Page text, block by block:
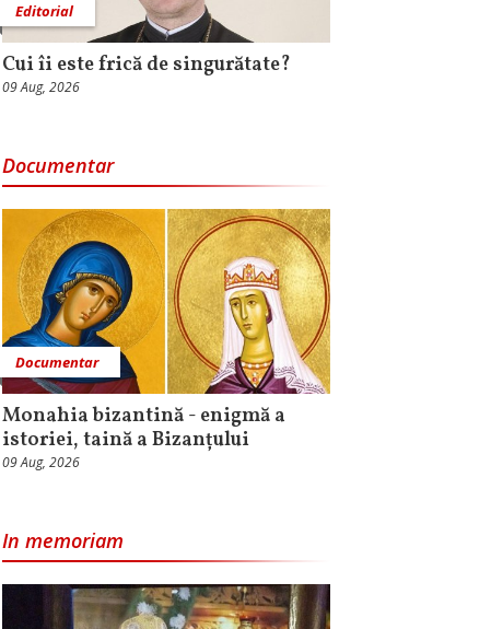
Editorial
Cui îi este frică de singurătate?
09 Aug, 2026
Documentar
Documentar
Monahia bizantină - enigmă a
istoriei, taină a Bizanțului
09 Aug, 2026
In memoriam